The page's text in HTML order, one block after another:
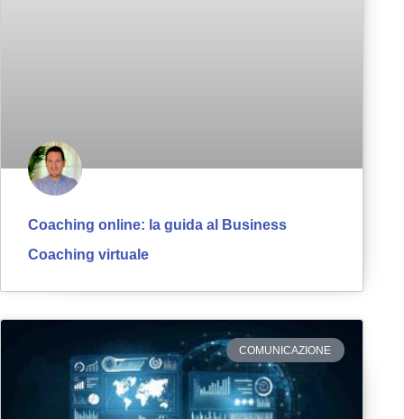
Coaching online: la guida al Business
Coaching virtuale
COMUNICAZIONE